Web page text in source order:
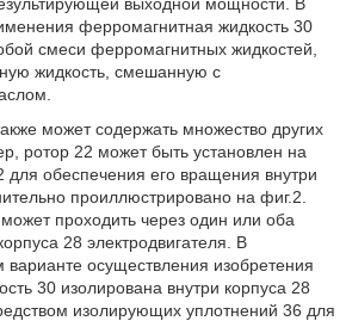
ферромагнитная жидкость 30
смеси ферромагнитных жидкостей,
жидкость, смешанную с
может содержать множество других
ротор 22 может быть установлен на
обеспечения его вращения внутри
проиллюстрировано на фиг.2.
проходить через один или оба
28 электродвигателя. В
осуществления изобретения
30 изолирована внутри корпуса 28
изолирующих уплотнений 36 для